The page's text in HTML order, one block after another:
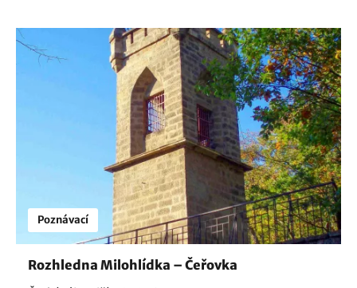
Poznávací
Rozhledna Milohlídka – Čeřovka